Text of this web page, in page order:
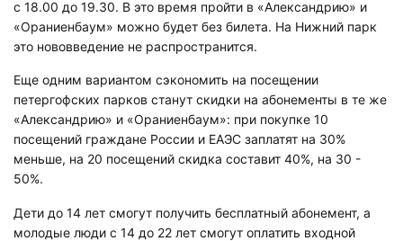
с 18.00 до 19.30. В это время пройти в «Александрию» и
«Ораниенбаум» можно будет без билета. На Нижний парк
это нововведение не распространится.
Еще одним вариантом сэкономить на посещении
петергофских парков станут скидки на абонементы в те же
«Александрию» и «Ораниенбаум»: при покупке 10
посещений граждане России и ЕАЭС заплатят на 30%
меньше, на 20 посещений скидка составит 40%, на 30 -
50%.
Дети до 14 лет смогут получить бесплатный абонемент, а
молодые люди с 14 до 22 лет смогут оплатить входной